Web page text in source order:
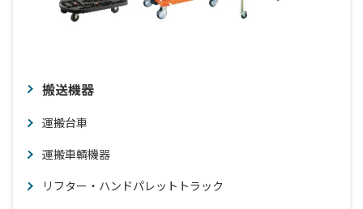
搬送機器
運搬台車
運搬車輌機器
リフター・ハンドパレットトラック